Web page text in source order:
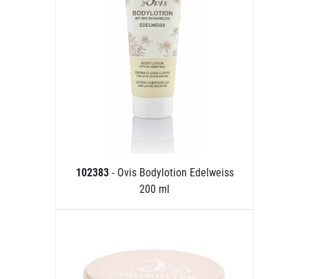
102383 - Ovis Bodylotion Edelweiss
200 ml